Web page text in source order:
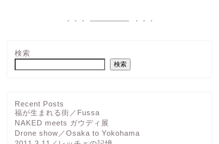
検索
検索
Recent Posts
福が生まれる街／Fussa
NAKED meets ガウディ展
Drone show／Osaka to Yokohama